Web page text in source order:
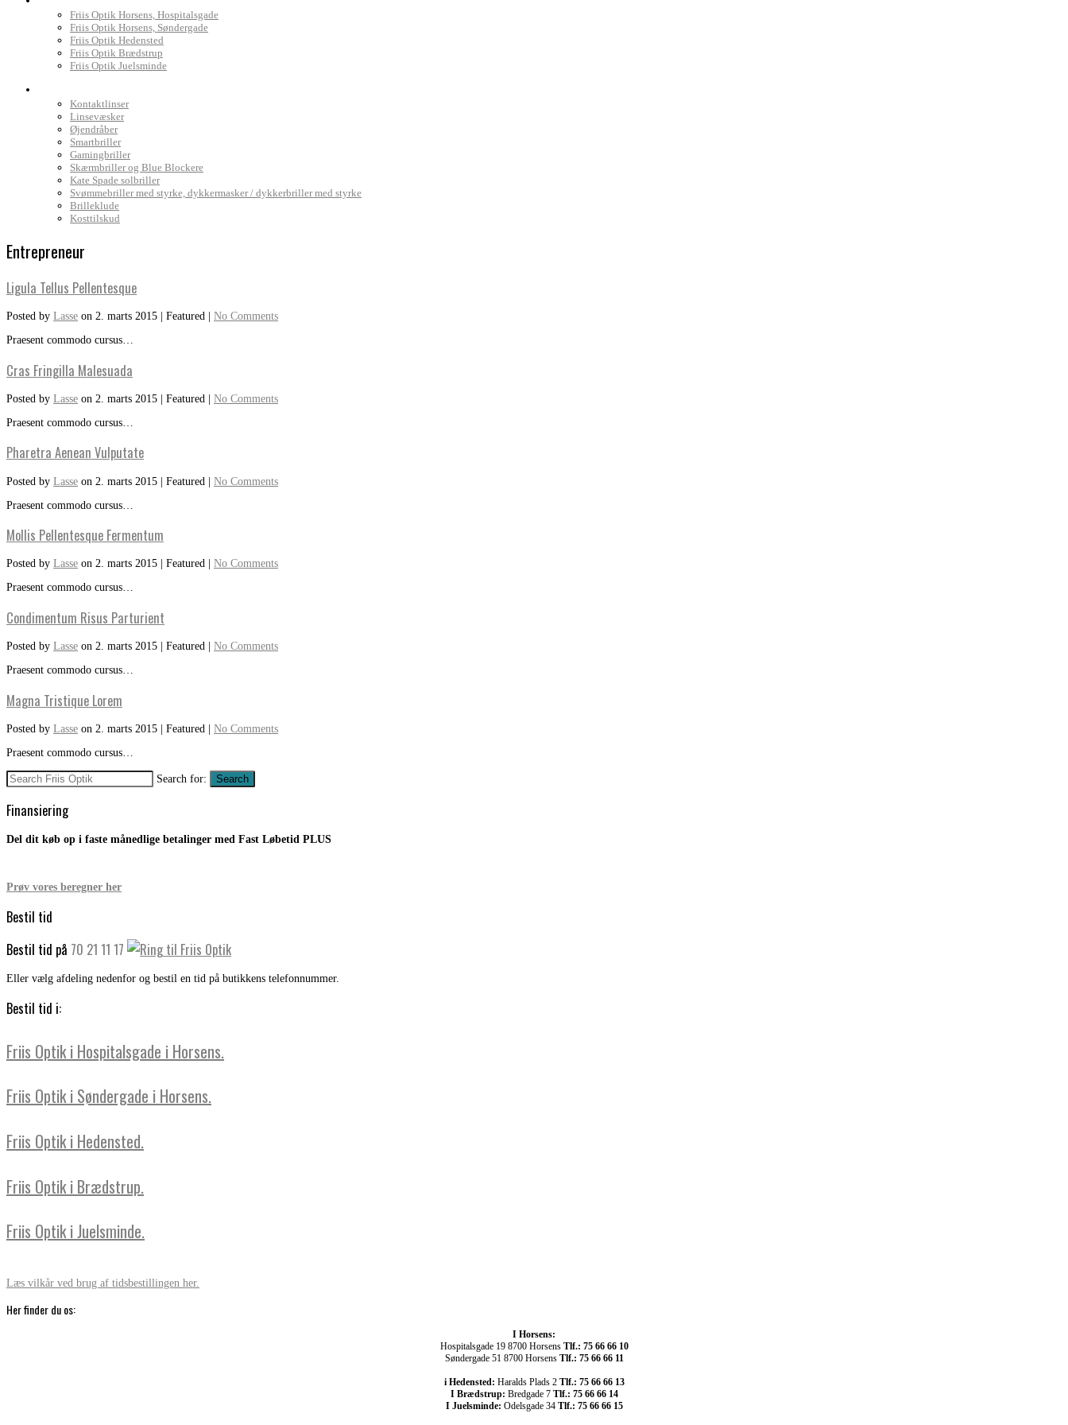
Friis Optik Horsens, Hospitalsgade
Friis Optik Horsens, Søndergade
Friis Optik Hedensted
Friis Optik Brædstrup
Friis Optik Juelsminde
Kontaktlinser
Linsevæsker
Øjendråber
Smartbriller
Gamingbriller
Skærmbriller og Blue Blockere
Kate Spade solbriller
Svømmebriller med styrke, dykkermasker / dykkerbriller med styrke
Brilleklude
Kosttilskud
Entrepreneur
Ligula Tellus Pellentesque
Posted by Lasse on 2. marts 2015 | Featured
No Comments
Praesent commodo cursus…
Cras Fringilla Malesuada
Posted by Lasse on 2. marts 2015 | Featured
No Comments
Praesent commodo cursus…
Pharetra Aenean Vulputate
Posted by Lasse on 2. marts 2015 | Featured | No Comments
Praesent commodo cursus…
Mollis Pellentesque Fermentum
Posted by Lasse on 2. marts 2015 | Featured
No Comments
Praesent commodo cursus…
Condimentum Risus Parturient
Posted by Lasse on 2. marts 2015 | Featured
No Comments
Praesent commodo cursus…
Magna Tristique Lorem
Posted by Lasse on 2. marts 2015 | Featured
No Comments
Praesent commodo cursus…
Search for: Search
Finansiering
Del dit køb op i faste månedlige betalinger med Fast Løbetid PLUS
Prøv vores beregner her
Bestil tid
Bestil tid på 70 21 11 17
Eller vælg afdeling nedenfor og bestil en tid på butikkens telefonnummer.
Bestil tid i:
Friis Optik i Hospitalsgade i Horsens.
Friis Optik i Søndergade i Horsens.
Friis Optik i Hedensted.
Friis Optik i Brædstrup.
Friis Optik i Juelsminde.
Læs vilkår ved brug af tidsbestillingen her.
Her finder du os:
I Horsens:
Hospitalsgade 19 8700 Horsens Tlf.: 75 66 66 10
Søndergade 51 8700 Horsens Tlf.: 75 66 66 11
i Hedensted: Haralds Plads 2 Tlf.: 75 66 66 13
I Brædstrup: Bredgade 7 Tlf.: 75 66 66 14
I Juelsminde: Odelsgade 34 Tlf.: 75 66 66 15